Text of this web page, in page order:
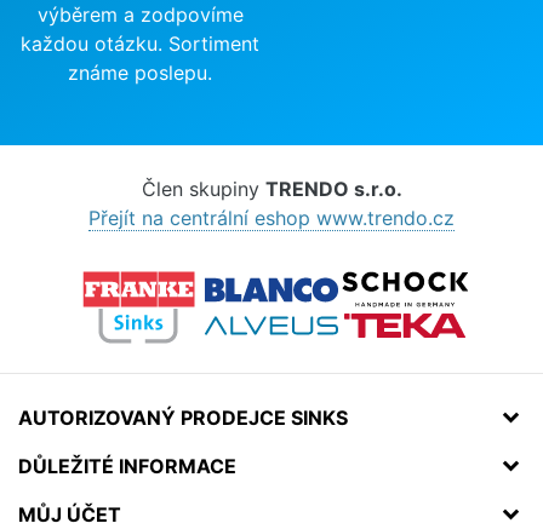
výběrem a zodpovíme
každou otázku. Sortiment
známe poslepu.
Člen skupiny TRENDO s.r.o.
Přejít na centrální eshop www.trendo.cz
AUTORIZOVANÝ PRODEJCE SINKS
DŮLEŽITÉ INFORMACE
MŮJ ÚČET